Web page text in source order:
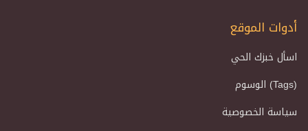
أدوات الموقع
اسأل خبزك الحي
الوسوم (Tags)
سياسة الخصوصية